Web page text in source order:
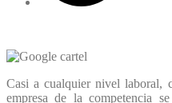
Casi a cualquier nivel laboral,
empresa de la competencia